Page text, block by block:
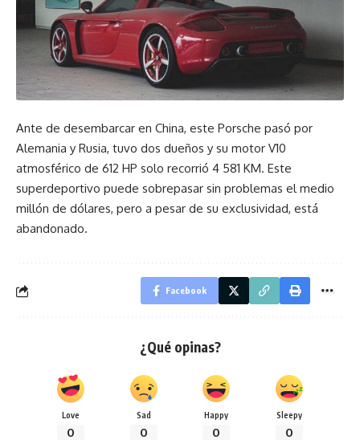
Ante de desembarcar en China, este Porsche pasó por
Alemania y Rusia, tuvo dos dueños y su motor V10
atmosférico de 612 HP solo recorrió 4 581 KM. Este
superdeportivo puede sobrepasar sin problemas el medio
millón de dólares, pero a pesar de su exclusividad, está
abandonado.
Facebook
¿Qué opinas?
Love
0
Sad
0
Happy
0
Sleepy
0